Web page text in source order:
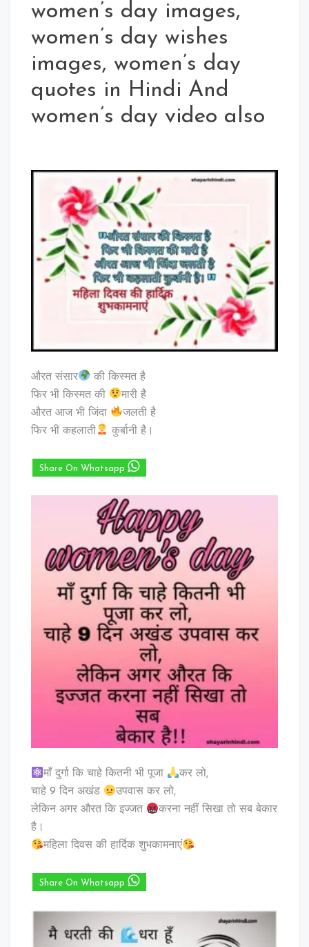
women’s day images,
women’s day wishes
images, women’s day
quotes in Hindi And
women’s day video also
औरत संसार
की किस्मत है
फिर भी किस्मत की
मारी है
औरत आज भी जिंदा
जलती है
फिर भी कहलाती
कुर्बानी है।
Share On Whatsapp
माँ दुर्गा कि चाहे कितनी भी पूजा
कर लो,
चाहे 9 दिन अखंड
उपवास कर लो,
लेकिन अगर औरत कि इज्जत
करना नहीं सिखा तो सब बेकार
है।
महिला दिवस की हार्दिक शुभकामनाएं
Share On Whatsapp